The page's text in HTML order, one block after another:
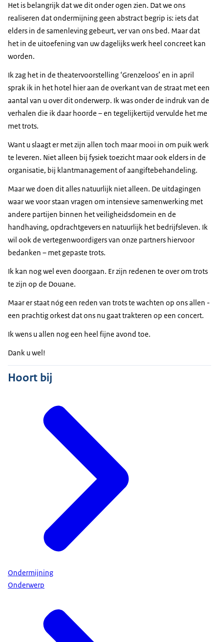
Het is belangrijk dat we dit onder ogen zien. Dat we ons
realiseren dat ondermijning geen abstract begrip is: iets dat
elders in de samenleving gebeurt, ver van ons bed. Maar dat
het in de uitoefening van uw dagelijks werk heel concreet kan
worden.
Ik zag het in de theatervoorstelling ‘Grenzeloos’ en in april
sprak ik in het hotel hier aan de overkant van de straat met een
aantal van u over dit onderwerp. Ik was onder de indruk van de
verhalen die ik daar hoorde – en tegelijkertijd vervulde het me
met trots.
Want u slaagt er met zijn allen toch maar mooi in om puik werk
te leveren. Niet alleen bij fysiek toezicht maar ook elders in de
organisatie, bij klantmanagement of aangiftebehandeling.
Maar we doen dit alles natuurlijk niet alleen. De uitdagingen
waar we voor staan vragen om intensieve samenwerking met
andere partijen binnen het veiligheidsdomein en de
handhaving, opdrachtgevers en natuurlijk het bedrijfsleven. Ik
wil ook de vertegenwoordigers van onze partners hiervoor
bedanken – met gepaste trots.
Ik kan nog wel even doorgaan. Er zijn redenen te over om trots
te zijn op de Douane.
Maar er staat nóg een reden van trots te wachten op ons allen -
een prachtig orkest dat ons nu gaat trakteren op een concert.
Ik wens u allen nog een heel fijne avond toe.
Dank u wel!
Hoort bij
Ondermijning
Onderwerp